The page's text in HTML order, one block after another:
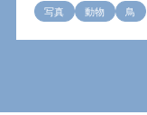
写真 動物 鳥